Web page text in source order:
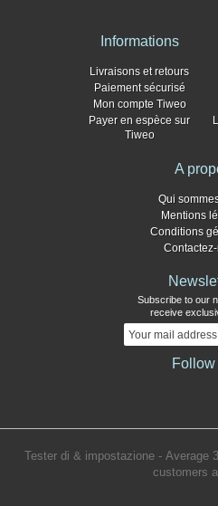
Informations
Livraisons et retours
Paiement sécurisé
Mon compte Tiweo
Payer en espèce sur
Tiweo
A
Qui
Mentions
Conditions
Subscribe to our
receive
Follow
Tester di & impostazione - Average
customers